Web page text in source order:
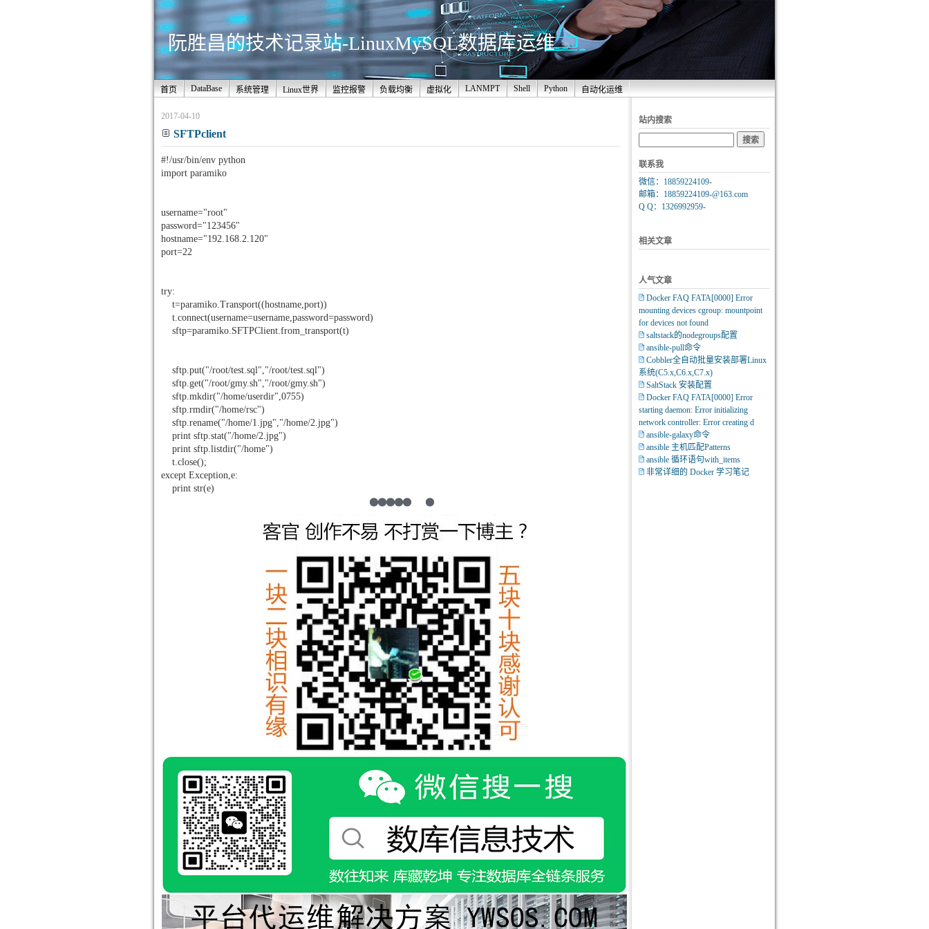
阮胜昌的技术记录站-LinuxMySQL数据库运维
首页 DataBase 系统管理 Linux世界 监控报警 负载均衡 虚拟化 LANMPT Shell Python 自动化运维
2017-04-10
SFTPclient
#!/usr/bin/env python
import paramiko
username="root"
password="123456"
hostname="192.168.2.120"
port=22
try:
t=paramiko.Transport((hostname,port))
t.connect(username=username,password=password)
sftp=paramiko.SFTPClient.from_transport(t)
sftp.put("/root/test.sql","/root/test.sql")
sftp.get("/root/gmy.sh","/root/gmy.sh")
sftp.mkdir("/home/userdir",0755)
sftp.rmdir("/home/rsc")
sftp.rename("/home/1.jpg","/home/2.jpg")
print sftp.stat("/home/2.jpg")
print sftp.listdir("/home")
t.close();
except Exception,e:
print str(e)
站内搜索
联系我
微信：18859224109-
邮箱：18859224109-@163.com
Q Q：1326992959-
相关文章
人气文章
Docker FAQ FATA[0000] Error
mounting devices cgroup: mountpoint
for devices not found
saltstack的nodegroups配置
ansible-pull命令
Cobbler全自动批量安装部署Linux
系统(C5.x,C6.x,C7.x)
SaltStack 安装配置
Docker FAQ FATA[0000] Error
starting daemon: Error initializing
network controller: Error creating d
ansible-galaxy命令
ansible 主机匹配Patterns
ansible 循环语句with_items
非常详细的 Docker 学习笔记